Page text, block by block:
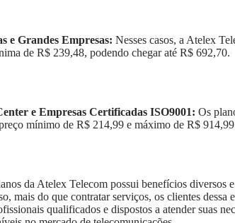
e Grandes Empresas: Nesses casos, a Atelex
de R$ 239,48, podendo chegar até R$ 692,70.
e Empresas Certificadas ISO9001: Os
mínimo de R$ 214,99 e máximo de R$
da Atelex Telecom possui benefícios diversos
mais do que contratar serviços, os clientes dessa
qualificados e dispostos a atender suas